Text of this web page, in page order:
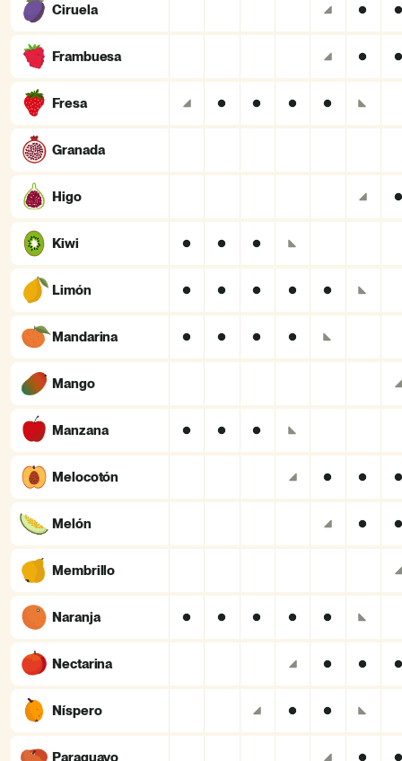
Ciruela
Frambuesa
Fresa
Granada
Higo
Kiwi
Limón
Mandarina
Mango
Manzana
Melocotón
Melón
Membrillo
Naranja
Nectarina
Níspero
Paraguayo